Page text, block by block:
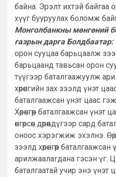
байна. Эрэлт ихтэй байгаа
хүүг бууруулах боломж
Монголбанкны мөнгөний
газрын дарга Болдбаатар:
орон сууцаа барьцаалж
барьцаанд тавьсан орон
түүгээр баталгаажуулж
хөрөнгийн зах зээлд үнэт цаас
баталгаажсан үнэт цаас
Хөрөнгөөр баталгаажсан
өнгөрсөн дөрөвдүгээр сард
оноос хэрэгжиж эхэлнэ.
зээлд хөрөнгөөр баталгаажсан
арилжаалагдана гэсэн үг.
баталгаатай учир энэ үнэт